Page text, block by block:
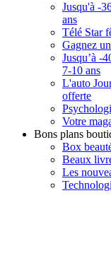
Jusqu'à -
ans
Télé Star
Gagnez
Jusqu’à -
7-10 ans
L'auto
offerte
Votre
Bons plans
Box
Beaux
Les